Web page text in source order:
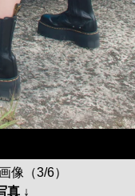
像（3/6）
真 ↓